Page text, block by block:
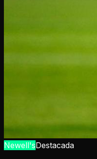
Newell'sDestacada